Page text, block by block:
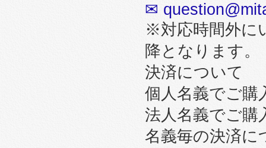
✉
※対応時間外に
降となります。
決済について
個人名義でご購
法人名義でご購
名義毎の決済に